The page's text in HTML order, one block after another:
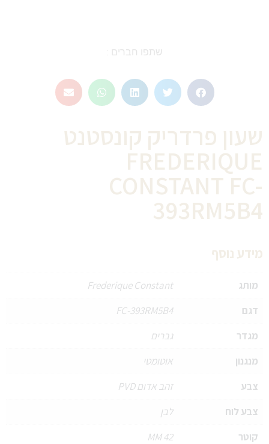
שתפו חברים :
שעון פרדריק קונסטנט
FREDERIQUE
CONSTANT FC-
393RM5B4
מידע נוסף
מותג
Frederique Constant
דגם
FC-393RM5B4
מגדר
גברים
מנגנון
אוטומטי
צבע
זהב אדום PVD
צבע לוח
לבן
קוטר
42 MM